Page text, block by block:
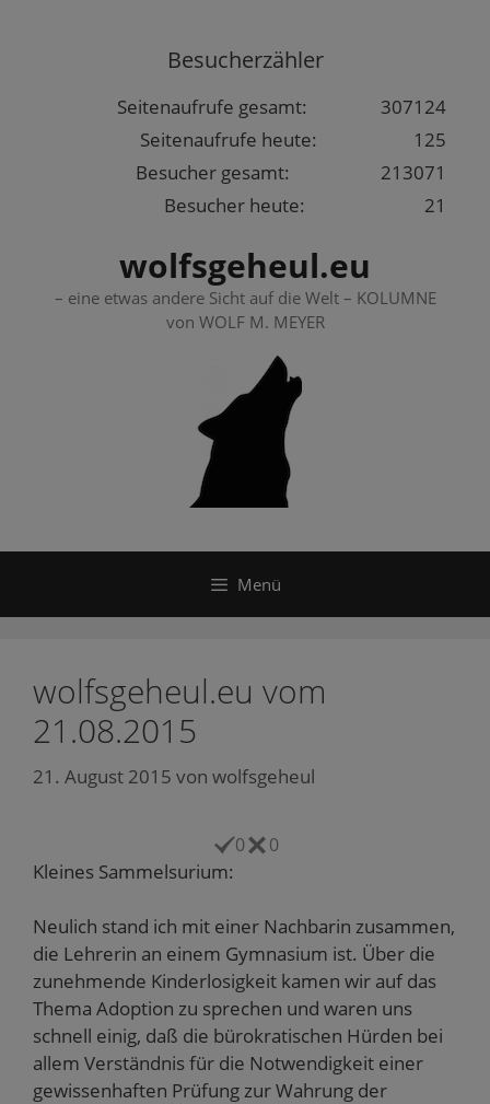
Besucherzähler
307124
Seitenaufrufe gesamt:
125
Seitenaufrufe heute:
213071
Besucher gesamt:
21
Besucher heute:
wolfsgeheul.eu
– eine etwas andere Sicht auf die Welt – KOLUMNE
von WOLF M. MEYER
Menü
wolfsgeheul.eu vom
21.08.2015
21. August 2015 von wolfsgeheul
0 0
Kleines Sammelsurium:
Neulich stand ich mit einer Nachbarin zusammen,
die Lehrerin an einem Gymnasium ist. Über die
zunehmende Kinderlosigkeit kamen wir auf das
Thema Adoption zu sprechen und waren uns
schnell einig, daß die bürokratischen Hürden bei
allem Verständnis für die Notwendigkeit einer
gewissenhaften Prüfung zur Wahrung der